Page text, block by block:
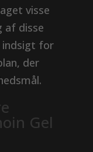
visse
af disse
indsigt for
der
Gel